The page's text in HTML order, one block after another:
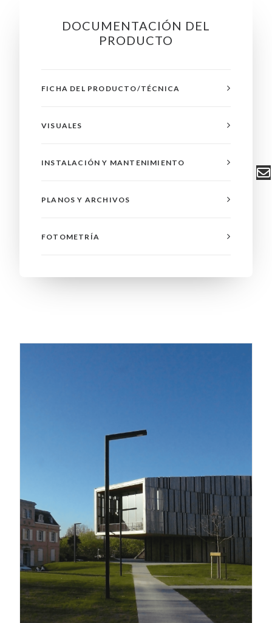
DOCUMENTACIÓN DEL
PRODUCTO
FICHA DEL PRODUCTO/TÉCNICA
VISUALES
INSTALACIÓN Y MANTENIMIENTO
PLANOS Y ARCHIVOS
FOTOMETRÍA